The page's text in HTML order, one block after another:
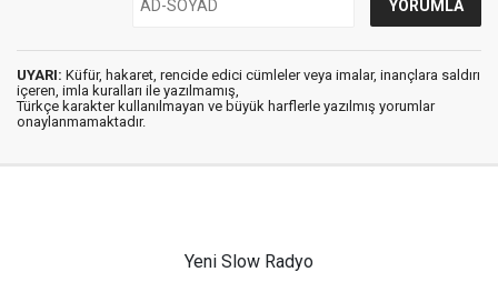
UYARI: Küfür, hakaret, rencide edici cümleler veya imalar, inançlara saldırı
içeren, imla kuralları ile yazılmamış,
Türkçe karakter kullanılmayan ve büyük harflerle yazılmış yorumlar
onaylanmamaktadır.
Yeni Slow Radyo